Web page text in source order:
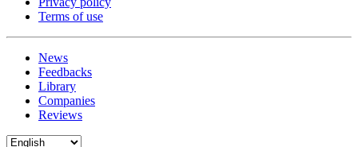
Terms of use
News
Feedbacks
Library
Companies
Reviews